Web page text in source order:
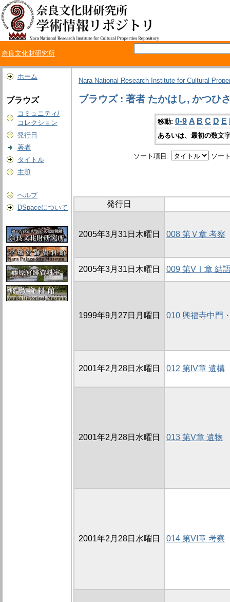
奈良文化財研究所
ホーム
ブラウズ
コミュニティ/
コレクション
発行日
著者
タイトル
主題
ヘルプ
DSpaceについて
Nara National Research Institute for Cultural
ブラウズ : 著者 たかはし, かつひ
移動: 0-9 A B C D E
あるいは、最初の数文
ソート項目: ソー
発行日
2005年3月31日木曜日 008 第Ｖ章 考察
2005年3月31日木曜日 009 第VＩ章 結
1999年9月27日月曜日 010 興福寺中門
2001年2月28日水曜日 012 第IV章 遺構
2001年2月28日水曜日 013 第V章 遺物
2001年2月28日水曜日 014 第VI章 考察